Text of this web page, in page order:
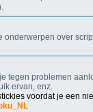
onderwerpen over
tegen problemen
ervan, enz.
voordat je een